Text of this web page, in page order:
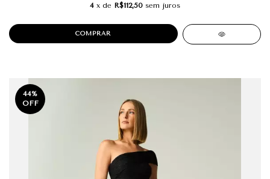
4 x de R$112,50 sem juros
COMPRAR
44%
OFF